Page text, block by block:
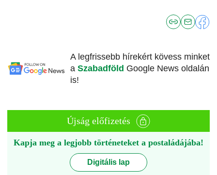
A legfrissebb hírekért kövess minket
a Szabadföld Google News oldalán
is!
Újság előfizetés
Kapja meg a legjobb történeteket a postaládájába!
Digitális lap